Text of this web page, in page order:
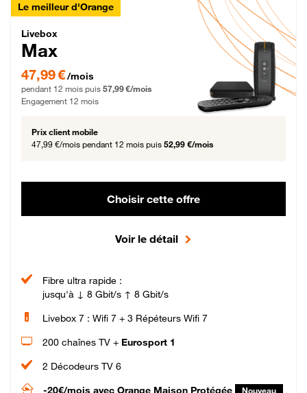
Le meilleur d'Orange
Livebox Max Fibre
Livebox
Max
47,99 € par mois pendant 12 mois puis 57,99 € par mois, Engagement 12 mois
47,99 €/mois
pendant 12 mois puis 57,99 €/mois
Engagement 12 mois
Prix client mobile
47,99 €/mois pendant 12 mois puis 52,99 €/mois
Choisir cette offre
Voir le détail
Fibre ultra rapide :
jusqu'à ↓ 8 Gbit/s ↑ 8 Gbit/s
Livebox 7 : Wifi 7 + 3 Répéteurs Wifi 7
200 chaînes TV + Eurosport 1
2 Décodeurs TV 6
-20€/mois avec Orange Maison Protégée Nouveau